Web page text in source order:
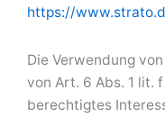
https://
Die Verwendung
von Art. 6 Abs. 1 lit.
berechtigtes